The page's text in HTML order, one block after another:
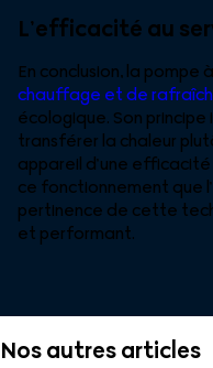
L’efficacité au
En conclusion, la pompe
chauffage et de
écologique. Son principe
transférer la chaleur
appareil d’une
ce fonctionnement que
pertinence de cette
et performant.
Nos autres articles